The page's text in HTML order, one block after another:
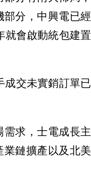
部分，中興電已經
就會啟動統包建置
成交未實銷訂單已
求，士電成長主
鏈擴產以及北美